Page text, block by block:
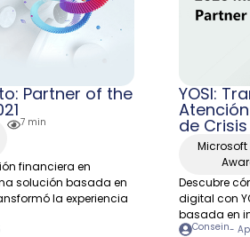
Partner of the
7 min
financiera en
solución basada en
la experiencia
YOSI:
de Crisis
Microsoft
Descubre
digital con
basada en
Consein-